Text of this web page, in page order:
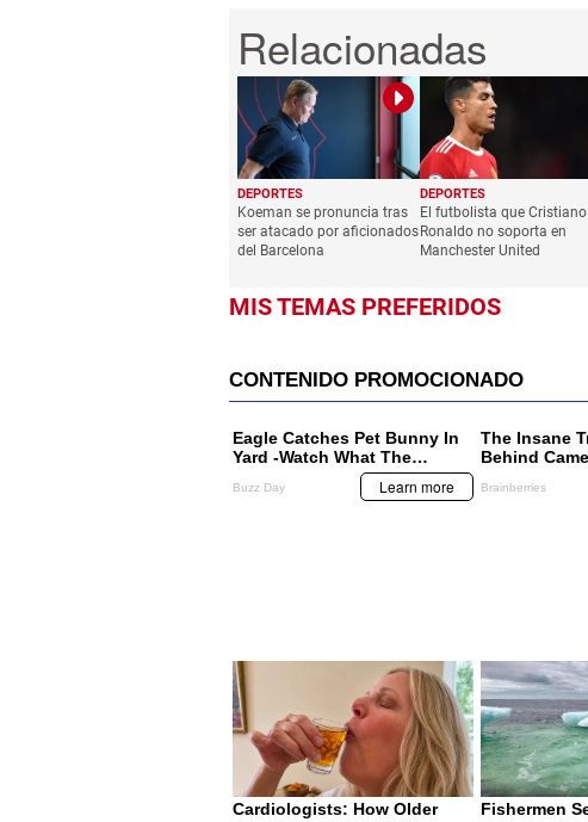
DEPORTES
Koeman se pronuncia tras
ser atacado por aficionados
del Barcelona
DEPORTES
El futbolista que Cristiano
Ronaldo no soporta en
Manchester United
MIS TEMAS PREFERIDOS